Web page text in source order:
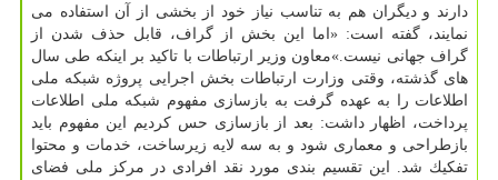
دارند و دیگران هم به تناسب نیاز خود از بخشی از آن استفاده می
نمایند، گفته است: «اما این بخش از گراف، قابل حذف شدن از
گراف جهانی نیست.»معاون وزیر ارتباطات با تاكید بر اینكه طی سال
های گذشته، وقتی وزارت ارتباطات بخش اجرایی پروژه شبكه ملی
اطلاعات را به عهده گرفت به بازسازی مفهوم شبكه ملی اطلاعات
پرداخت، اظهار داشت: بعد از بازسازی حس كردیم این مفهوم باید
بازطراحی و معماری شود و به سه لایه زیرساخت، خدمات و محتوا
تفكیك شد. این تقسیم بندی مورد نقد افرادی در مركز ملی فضای